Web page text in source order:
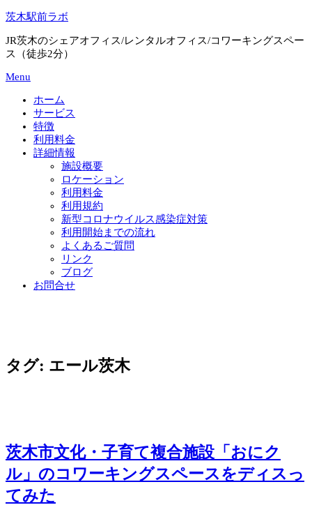
Skip
content
茨木駅前ラボ
JR茨木のシェアオフィス/レンタルオフィス/コワーキングスペー
ス（徒歩2分）
Menu
ホーム
サービス
特徴
利用料金
詳細情報
施設概要
ロケーション
利用料金
利用規約
新型コロナウイルス感染症対策
利用開始までの流れ
よくあるご質問
リンク
ブログ
お問合せ
タグ: エール茨木
茨木市文化・子育て複合施設「おにク
ル」のコワーキングスペースをディスっ
てみた